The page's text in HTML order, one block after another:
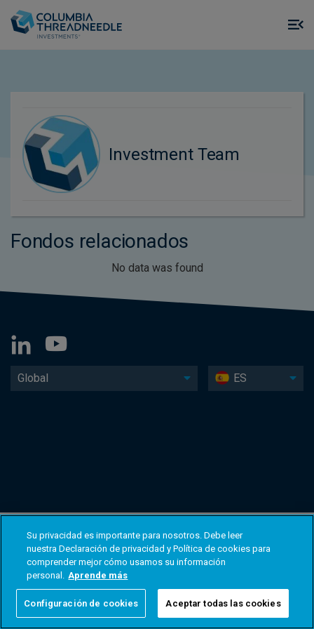
Investment Team
Fondos relacionados
No data was found
Global ES
Su privacidad es importante para nosotros. Debe leer
nuestra Declaración de privacidad y Política de cookies para
comprender mejor cómo usamos su información
personal. Aprende más
Configuración de cookies Aceptar todas las cookies